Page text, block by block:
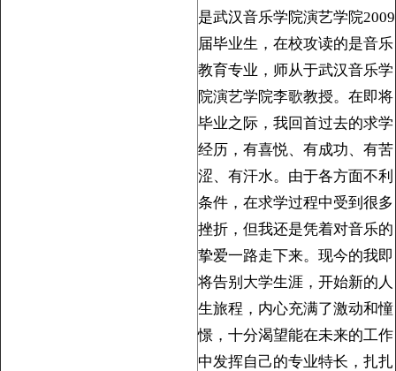
是武汉音乐学院演艺学院2009
届毕业生，在校攻读的是音乐
教育专业，师从于武汉音乐学
院演艺学院李歌教授。在即将
毕业之际，我回首过去的求学
经历，有喜悦、有成功、有苦
涩、有汗水。由于各方面不利
条件，在求学过程中受到很多
挫折，但我还是凭着对音乐的
挚爱一路走下来。现今的我即
将告别大学生涯，开始新的人
生旅程，内心充满了激动和憧
憬，十分渴望能在未来的工作
中发挥自己的专业特长，扎扎